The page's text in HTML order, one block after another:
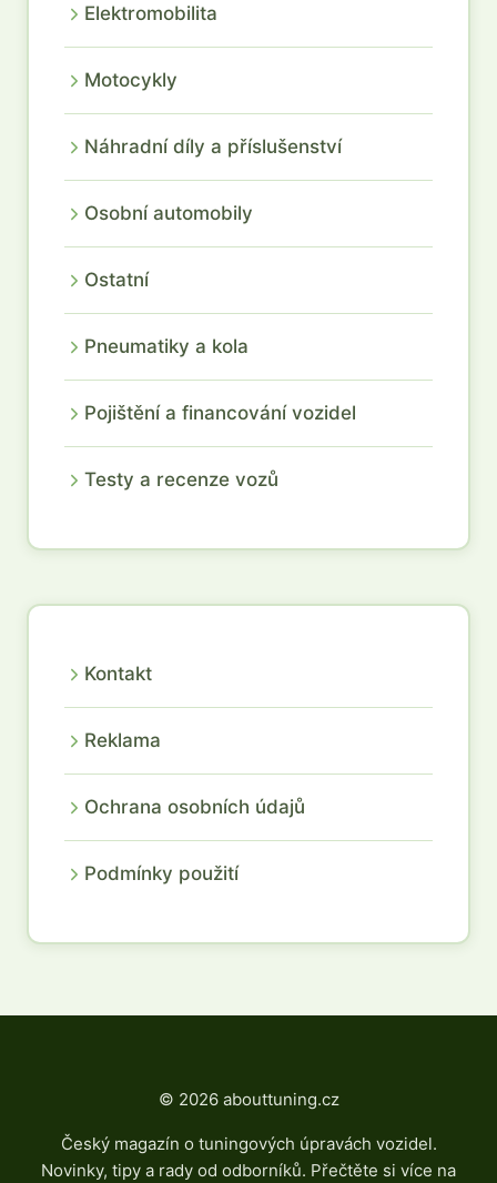
Elektromobilita
Motocykly
Náhradní díly a příslušenství
Osobní automobily
Ostatní
Pneumatiky a kola
Pojištění a financování vozidel
Testy a recenze vozů
Kontakt
Reklama
Ochrana osobních údajů
Podmínky použití
© 2026 abouttuning.cz
Český magazín o tuningových úpravách vozidel.
Novinky, tipy a rady od odborníků. Přečtěte si více na